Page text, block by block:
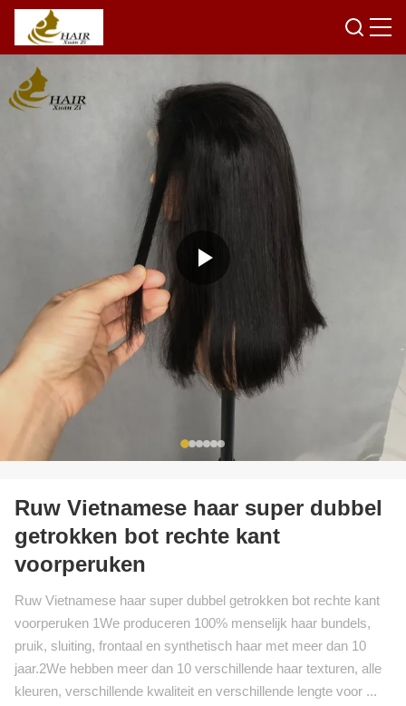
Ruw Vietnamese haar super dubbel
getrokken bot rechte kant
voorperuken
Ruw Vietnamese haar super dubbel getrokken bot rechte kant
voorperuken 1We produceren 100% menselijk haar bundels,
pruik, sluiting, frontaal en synthetisch haar met meer dan 10
jaar.2We hebben meer dan 10 verschillende haar texturen, alle
kleuren, verschillende kwaliteit en verschillende lengte voor ...